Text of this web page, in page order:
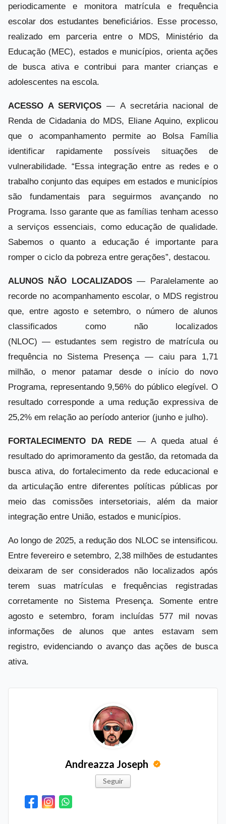
periodicamente e monitora matrícula e frequência
escolar dos estudantes beneficiários. Esse processo,
realizado em parceria entre o MDS, Ministério da
Educação (MEC), estados e municípios, orienta ações
de busca ativa e contribui para manter crianças e
adolescentes na escola.
ACESSO A SERVIÇOS — A secretária nacional de
Renda de Cidadania do MDS, Eliane Aquino, explicou
que o acompanhamento permite ao Bolsa Família
identificar rapidamente possíveis situações de
vulnerabilidade. “Essa integração entre as redes e o
trabalho conjunto das equipes em estados e municípios
são fundamentais para seguirmos avançando no
Programa. Isso garante que as famílias tenham acesso
a serviços essenciais, como educação de qualidade.
Sabemos o quanto a educação é importante para
romper o ciclo da pobreza entre gerações”, destacou.
ALUNOS NÃO LOCALIZADOS— Paralelamente ao
recorde no acompanhamento escolar, o MDS registrou
que, entre agosto e setembro, o número de alunos
classificados como não localizados
(NLOC) — estudantes sem registro de matrícula ou
frequência no Sistema Presença — caiu para 1,71
milhão, o menor patamar desde o início do novo
Programa, representando 9,56% do público elegível. O
resultado corresponde a uma redução expressiva de
25,2% em relação ao período anterior (junho e julho).
FORTALECIMENTO DA REDE— A queda atual é
resultado do aprimoramento da gestão, da retomada da
busca ativa, do fortalecimento da rede educacional e
da articulação entre diferentes políticas públicas por
meio das comissões intersetoriais, além da maior
integração entre União, estados e municípios.
Ao longo de 2025, a redução dos NLOC se intensificou.
Entre fevereiro e setembro, 2,38 milhões de estudantes
deixaram de ser considerados não localizados após
terem suas matrículas e frequências registradas
corretamente no Sistema Presença. Somente entre
agosto e setembro, foram incluídas 577 mil novas
informações de alunos que antes estavam sem
registro, evidenciando o avanço das ações de busca
ativa.
Andreazza Joseph
Seguir